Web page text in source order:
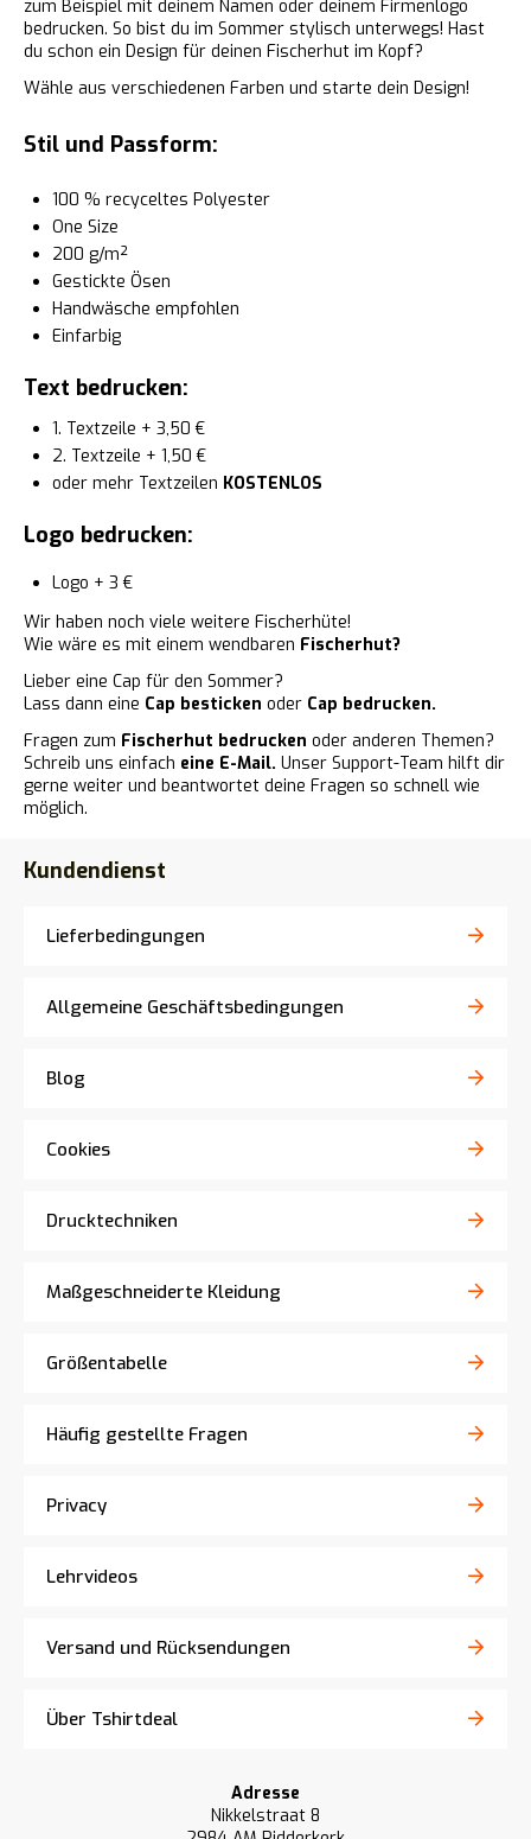
zum Beispiel mit deinem Namen oder deinem Firmenlogo
bedrucken. So bist du im Sommer stylisch unterwegs! Hast
du schon ein Design für deinen Fischerhut im Kopf?
Wähle aus verschiedenen Farben und starte dein Design!
Stil und Passform:
100 % recyceltes Polyester
One Size
200 g/m²
Gestickte Ösen
Handwäsche empfohlen
Einfarbig
Text bedrucken:
1. Textzeile + 3,50 €
2. Textzeile + 1,50 €
oder mehr Textzeilen KOSTENLOS
Logo bedrucken:
Logo + 3 €
Wir haben noch viele weitere Fischerhüte!
Wie wäre es mit einem wendbaren Fischerhut?
Lieber eine Cap für den Sommer?
Lass dann eine Cap besticken oder Cap bedrucken.
Fragen zum Fischerhut bedrucken oder anderen Themen?
Schreib uns einfach eine E-Mail. Unser Support-Team hilft dir
gerne weiter und beantwortet deine Fragen so schnell wie
möglich.
Kundendienst
Lieferbedingungen
Allgemeine Geschäftsbedingungen
Blog
Cookies
Drucktechniken
Maßgeschneiderte Kleidung
Größentabelle
Häufig gestellte Fragen
Privacy
Lehrvideos
Versand und Rücksendungen
Über Tshirtdeal
Adresse
Nikkelstraat 8